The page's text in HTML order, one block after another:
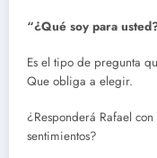
“¿Qué soy para
Es el tipo de pregunta
Que obliga a elegir.
¿Responderá Rafael
sentimientos?